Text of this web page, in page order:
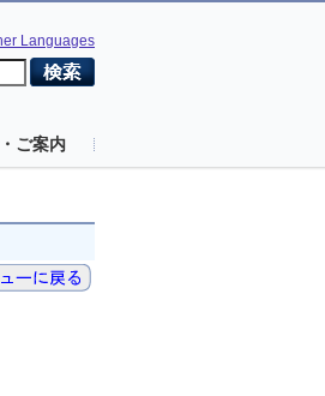
Languages
ご案内